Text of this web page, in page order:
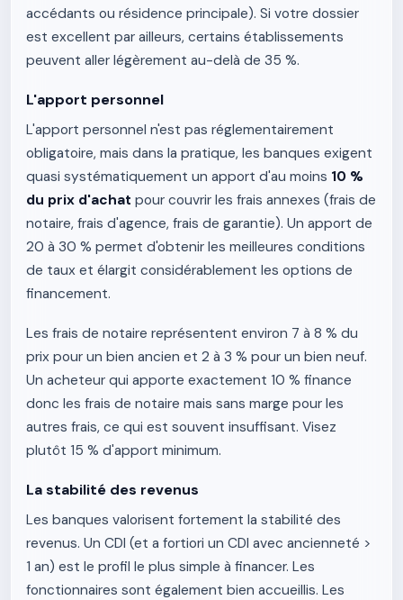
accédants ou résidence principale). Si votre dossier
est excellent par ailleurs, certains établissements
peuvent aller légèrement au-delà de 35 %.
L'apport personnel
L'apport personnel n'est pas réglementairement
obligatoire, mais dans la pratique, les banques exigent
quasi systématiquement un apport d'au moins 10 %
du prix d'achat pour couvrir les frais annexes (frais de
notaire, frais d'agence, frais de garantie). Un apport de
20 à 30 % permet d'obtenir les meilleures conditions
de taux et élargit considérablement les options de
financement.
Les frais de notaire représentent environ 7 à 8 % du
prix pour un bien ancien et 2 à 3 % pour un bien neuf.
Un acheteur qui apporte exactement 10 % finance
donc les frais de notaire mais sans marge pour les
autres frais, ce qui est souvent insuffisant. Visez
plutôt 15 % d'apport minimum.
La stabilité des revenus
Les banques valorisent fortement la stabilité des
revenus. Un CDI (et a fortiori un CDI avec ancienneté >
1 an) est le profil le plus simple à financer. Les
fonctionnaires sont également bien accueillis. Les